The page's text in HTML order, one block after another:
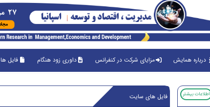
درباره همایش مزایای شرکت در کنفرانس داوری زود هنگام فایل ها
اطلاعات بیشتر فایل های سایت